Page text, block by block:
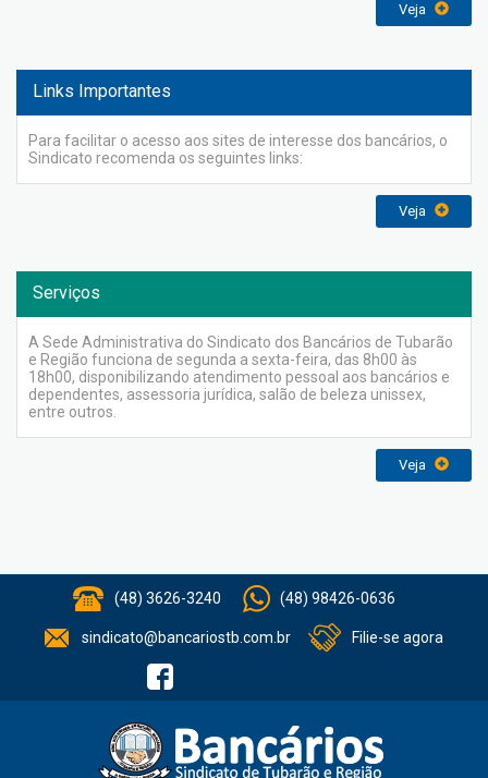
Veja
Links Importantes
Para facilitar o acesso aos sites de interesse dos bancários, o
Sindicato recomenda os seguintes links:
Veja
Serviços
A Sede Administrativa do Sindicato dos Bancários de Tubarão
e Região funciona de segunda a sexta-feira, das 8h00 às
18h00, disponibilizando atendimento pessoal aos bancários e
dependentes, assessoria jurídica, salão de beleza unissex,
entre outros.
Veja
(48) 3626-3240 (48) 98426-0636
sindicato@bancariostb.com.br Filie-se agora